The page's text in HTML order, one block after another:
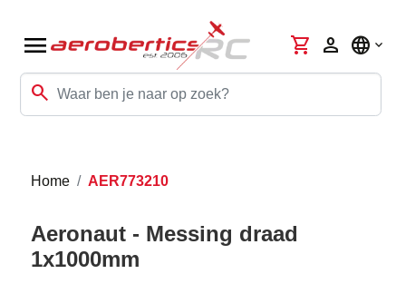
menu
search
shopping_cart person language
Home AER773210
Aeronaut - Messing draad
1x1000mm